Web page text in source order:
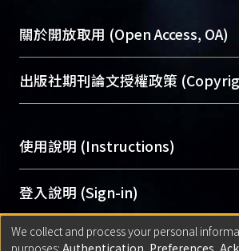
成果。
To permanently archive and
profiles and scholarly works,
services of “NTU Repository”
Sciences Library)
關於開放取用 (Open Access, OA)
開放取用是從使用者角度提升資
動，應用在學術研究上是透過將
用逐年攀升。同時可加速研究發
Archive）平台。 （點選深入了解OA
出版社期刊論文授權政策
含部分內容的版權非匯入者所
助與合作完成，請確認該版權
意提供此授權。
Please represent that the
original work, and that you
使用說明 (Instructions)
網站簡介(Quickstart Guide)
使用手冊(Instruction Manual)
線上預約服務(Booking Service)
登入說明 (Sign-in)
方案一：臺灣大學計算機中心
匯入著作 (Submission)
We collect and process your personal
purposes: Authentication, Preferences,